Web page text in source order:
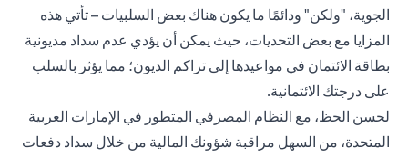
الجوية، "ولكن" ودائمًا ما يكون هناك بعض السلبيات – تأتي هذه
المزايا مع بعض التحديات، حيث يمكن أن يؤدي عدم سداد مديونية
بطاقة الائتمان في مواعيدها إلى تراكم الديون؛ مما يؤثر بالسلب
على درجتك الائتمانية.
لحسن الحظ، مع النظام المصرفي المتطور في الإمارات العربية
المتحدة، من السهل مراقبة شؤونك المالية من خلال سداد دفعات